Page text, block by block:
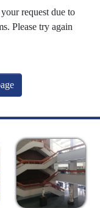
request due to
Please try again